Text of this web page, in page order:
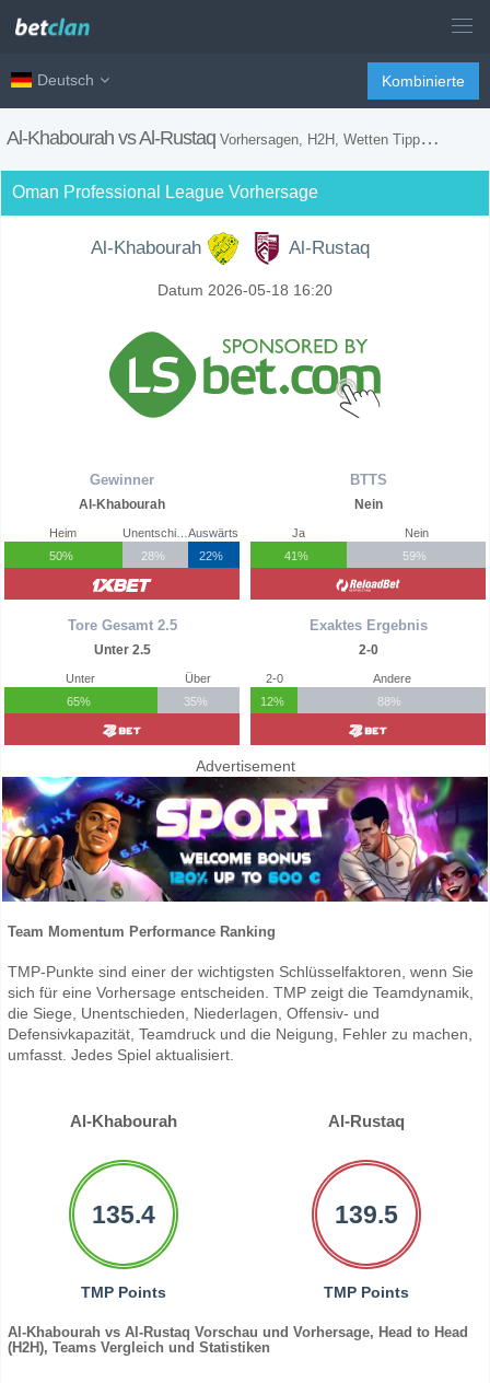
Deutsch Kombinierte
Al-Khabourah vs Al-Rustaq Vorhersagen, H2H, Wetten Tipps und Spiel Vorschau
Oman Professional League Vorhersage
Al-Khabourah Al-Rustaq
Datum 2026-05-18 16:20
Gewinner
Al-Khabourah
Heim
50%
Unentschieden
28%
Auswärts
22%
Tore Gesamt 2.5
Unter 2.5
Unter
65%
Über
35%
BTTS
Nein
Ja
41%
Nein
59%
Exaktes Ergebnis
2-0
2-0
12%
Andere
88%
Advertisement
Team Momentum Performance Ranking
TMP-Punkte sind einer der wichtigsten Schlüsselfaktoren, wenn Sie
sich für eine Vorhersage entscheiden. TMP zeigt die Teamdynamik,
die Siege, Unentschieden, Niederlagen, Offensiv- und
Defensivkapazität, Teamdruck und die Neigung, Fehler zu machen,
umfasst. Jedes Spiel aktualisiert.
Al-Khabourah Al-Rustaq
135.4
TMP Points
139.5
TMP Points
Al-Khabourah vs Al-Rustaq Vorschau und Vorhersage, Head to Head
(H2H), Teams Vergleich und Statistiken